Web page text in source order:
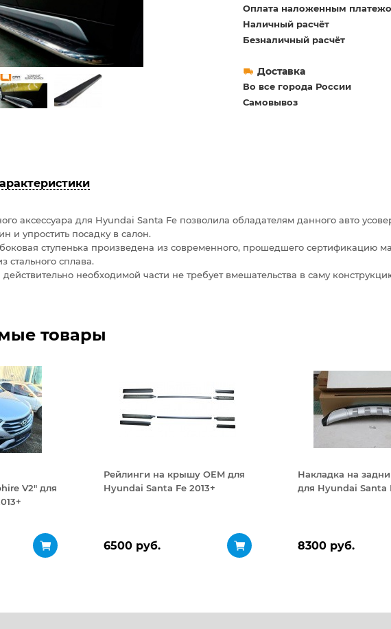
Оплата наложенным
Наличный расчёт
Безналичный расчёт
Доставка
Во все города России
Самовывоз
аксессуара для Hyundai Santa Fe позволила обладателям данного авто
и упростить посадку в салон.
ступенька произведена из современного, прошедшего сертификацию
стального сплава.
действительно необходимой части не требует вмешательства в саму
товары
V2" для
Рейлинги на крышу OEM для
Hyundai Santa Fe 2013+
6500 руб.
Накладка на
для Hyundai Santa
8300 руб.